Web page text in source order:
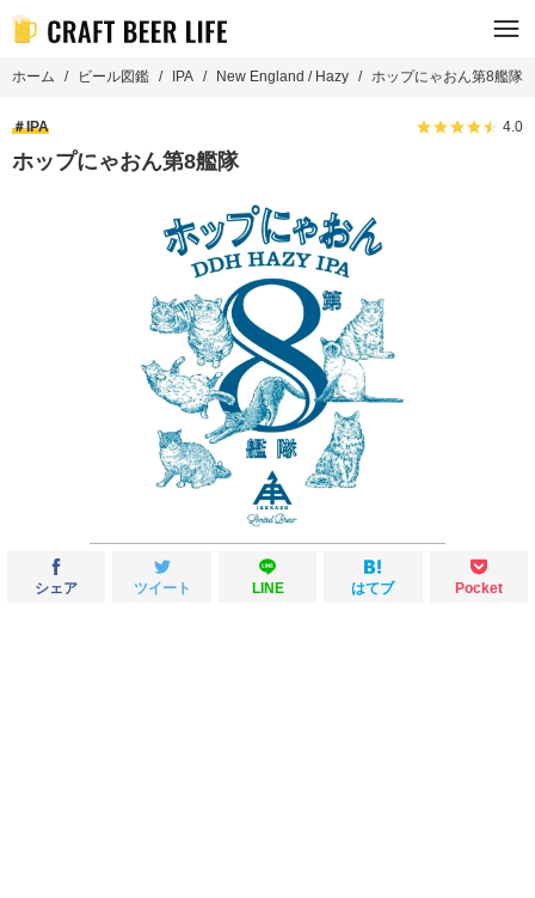
ホーム ビール図鑑 IPA New England / Hazy ホップにゃおん第8艦隊
IPA 4.0
ホップにゃおん第8艦隊
シェア ツイート LINE はてブ Pocket